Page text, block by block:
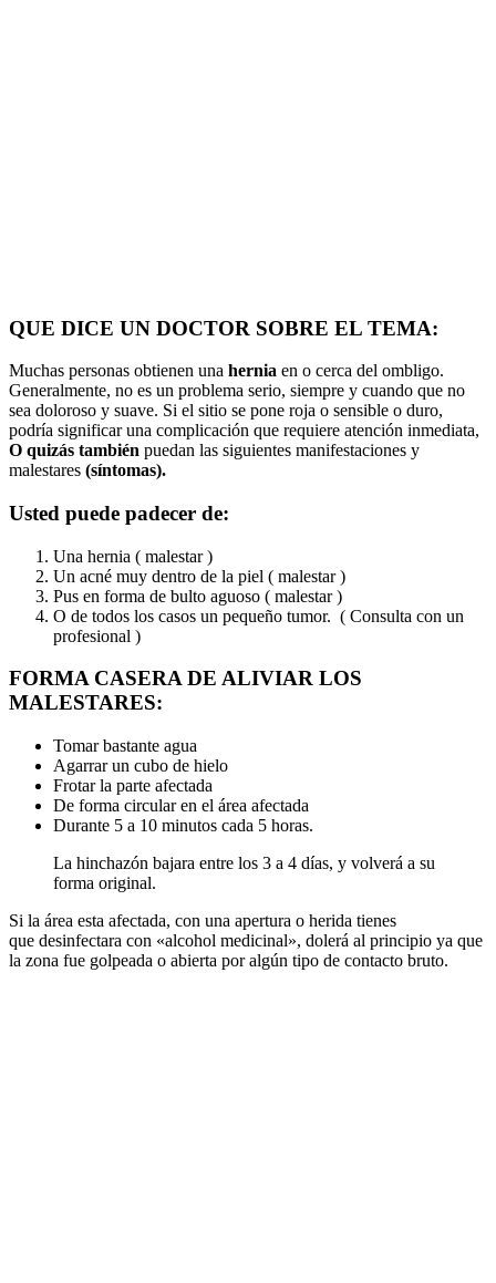
QUE DICE UN DOCTOR SOBRE EL TEMA:
Muchas personas obtienen una hernia en o cerca del ombligo.
Generalmente, no es un problema serio, siempre y cuando que no
sea doloroso y suave. Si el sitio se pone roja o sensible o duro,
podría significar una complicación que requiere atención inmediata,
O quizás también puedan las siguientes manifestaciones y
malestares (síntomas).
Usted puede padecer de:
Una hernia ( malestar )
Un acné muy dentro de la piel ( malestar )
Pus en forma de bulto aguoso ( malestar )
O de todos los casos un pequeño tumor. ( Consulta con un
profesional )
FORMA CASERA DE ALIVIAR LOS
MALESTARES:
Tomar bastante agua
Agarrar un cubo de hielo
Frotar la parte afectada
De forma circular en el área afectada
Durante 5 a 10 minutos cada 5 horas.
La hinchazón bajara entre los 3 a 4 días, y volverá a su
forma original.
Si la área esta afectada, con una apertura o herida tienes
que desinfectara con «alcohol medicinal», dolerá al principio ya que
la zona fue golpeada o abierta por algún tipo de contacto bruto.